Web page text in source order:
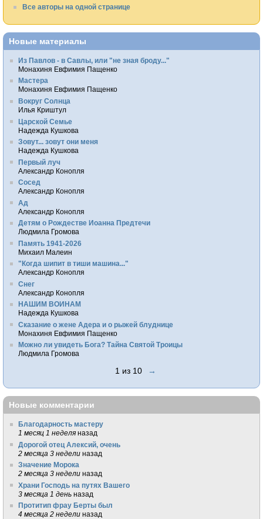
Все авторы на одной странице
Новые материалы
Из Павлов - в Савлы, или "не зная броду..."
Монахиня Евфимия Пащенко
Мастера
Монахиня Евфимия Пащенко
Вокруг Солнца
Илья Криштул
Царской Семье
Надежда Кушкова
Зовут... зовут они меня
Надежда Кушкова
Первый луч
Александр Конопля
Сосед
Александр Конопля
Ад
Александр Конопля
Детям о Рождестве Иоанна Предтечи
Людмила Громова
Память 1941-2026
Михаил Малеин
"Когда шипит в тиши машина..."
Александр Конопля
Снег
Александр Конопля
НАШИМ ВОИНАМ
Надежда Кушкова
Сказание о жене Адера и о рыжей блуднице
Монахиня Евфимия Пащенко
Можно ли увидеть Бога? Тайна Святой Троицы
Людмила Громова
1 из 10 →
Новые комментарии
Благодарность мастеру
1 месяц 1 неделя назад
Дорогой отец Алексий, очень
2 месяца 3 недели назад
Значение Морока
2 месяца 3 недели назад
Храни Господь на путях Вашего
3 месяца 1 день назад
Протитип фрау Берты был
4 месяца 2 недели назад